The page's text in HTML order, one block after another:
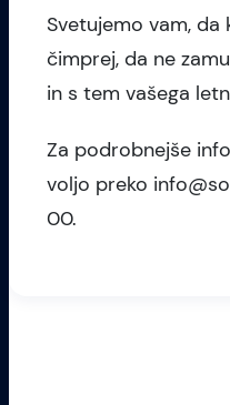
Svetujemo vam,
čimprej, da ne
in s tem vašega
Za podrobnejše
voljo preko
00.